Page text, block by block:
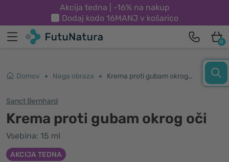
Akcija tedna | -16% na nakup
Dodaj kodo 16MANJ v košarico
0
Domov Nega obraza Krema proti gubam okrog oči
Sanct Bernhard
Krema proti gubam okrog oči
Vsebina: 15 ml
AKCIJA TEDNA